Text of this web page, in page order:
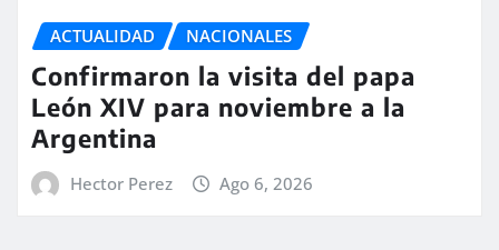
ACTUALIDAD NACIONALES
Confirmaron la visita del papa
León XIV para noviembre a la
Argentina
Hector Perez Ago 6, 2026